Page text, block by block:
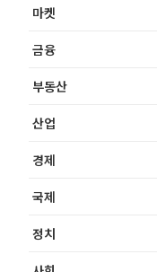
마켓
금융
부동산
산업
경제
국제
정치